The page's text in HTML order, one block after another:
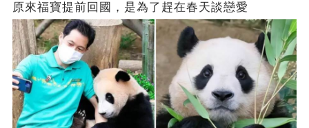
原來福寶提前回國，是為了趕在春天談戀愛